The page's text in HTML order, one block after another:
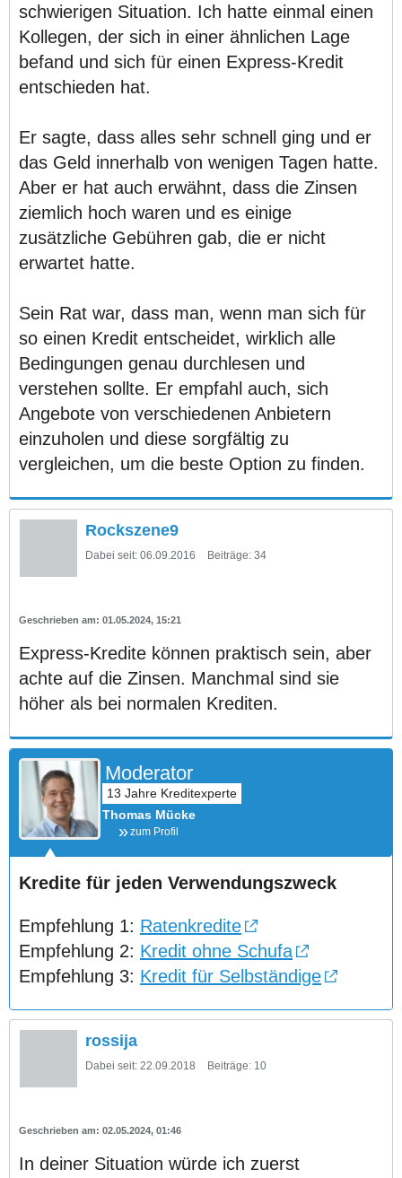
schwierigen Situation. Ich hatte einmal einen
Kollegen, der sich in einer ähnlichen Lage
befand und sich für einen Express-Kredit
entschieden hat.
Er sagte, dass alles sehr schnell ging und er
das Geld innerhalb von wenigen Tagen hatte.
Aber er hat auch erwähnt, dass die Zinsen
ziemlich hoch waren und es einige
zusätzliche Gebühren gab, die er nicht
erwartet hatte.
Sein Rat war, dass man, wenn man sich für
so einen Kredit entscheidet, wirklich alle
Bedingungen genau durchlesen und
verstehen sollte. Er empfahl auch, sich
Angebote von verschiedenen Anbietern
einzuholen und diese sorgfältig zu
vergleichen, um die beste Option zu finden.
Rockszene9
Dabei seit: 06.09.2016 Beiträge: 34
01.05.2024, 15:21
Express-Kredite können praktisch sein, aber
achte auf die Zinsen. Manchmal sind sie
höher als bei normalen Krediten.
Moderator
Thomas Mücke
zum Profil
Kredite für jeden Verwendungszweck
Empfehlung 1: Ratenkredite
Empfehlung 2: Kredit ohne Schufa
Empfehlung 3: Kredit für Selbständige
rossija
Dabei seit: 22.09.2018 Beiträge: 10
02.05.2024, 01:46
In deiner Situation würde ich zuerst